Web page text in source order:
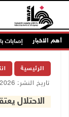
أهم الاخبار إصابات
الرئيسية
تاريخ النشر: 04/06/2026 10:34 ص
الاحتلال يعتقل 3 مواطنين من أريحا